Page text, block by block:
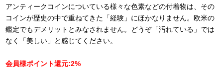
アンティークコインについている様々な色素などの付着物は、その
コインが歴史の中で重ねてきた「経験」にほかなりません。欧米の
鑑定でもデメリットとみなされません。どうぞ「汚れている」では
なく「美しい」と感じてください。
会員様ポイント還元:2%